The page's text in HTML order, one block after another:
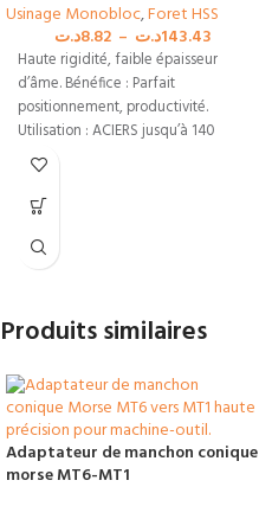
Usinage Monobloc,Foret HSS
8.82د.ت – 143.43د.ت
Haute rigidité, faible épaisseur
d’âme. Bénéfice : Parfait
positionnement, productivité.
Utilisation : ACIERS jusqu’à 140
daN/mm², INOX ALU
Produits similaires
Adaptateur de manchon conique
morse MT6-MT1